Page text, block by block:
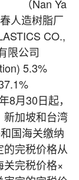
（Nan Ya
人造树脂厂
CO.,
有限公司
5.3%
37.1%
30日起，
新加坡和台湾
国海关缴纳
完税价格从
完税价格×